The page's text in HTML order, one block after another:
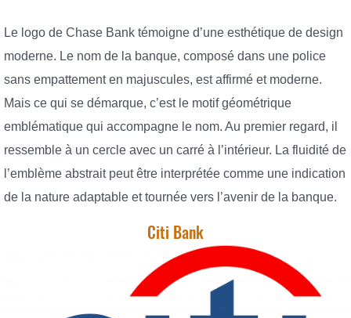
Le logo de Chase Bank témoigne d’une esthétique de design
moderne. Le nom de la banque, composé dans une police
sans empattement en majuscules, est affirmé et moderne.
Mais ce qui se démarque, c’est le motif géométrique
emblématique qui accompagne le nom. Au premier regard, il
ressemble à un cercle avec un carré à l’intérieur. La fluidité de
l’emblème abstrait peut être interprétée comme une indication
de la nature adaptable et tournée vers l’avenir de la banque.
Citi Bank